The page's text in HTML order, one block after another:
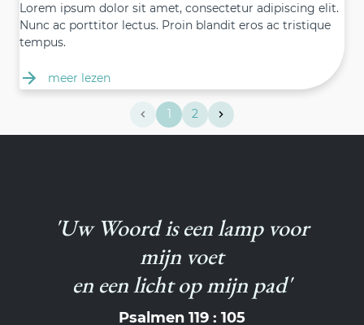
Lorem ipsum dolor sit amet, consectetur adipiscing elit.
Nunc ac porttitor lectus. Proin blandit eros ac tristique
tempus.
meer lezen
1 2
'Uw Woord is een lamp voor
mijn voet
en een licht op mijn pad'
Psalmen 119 : 105